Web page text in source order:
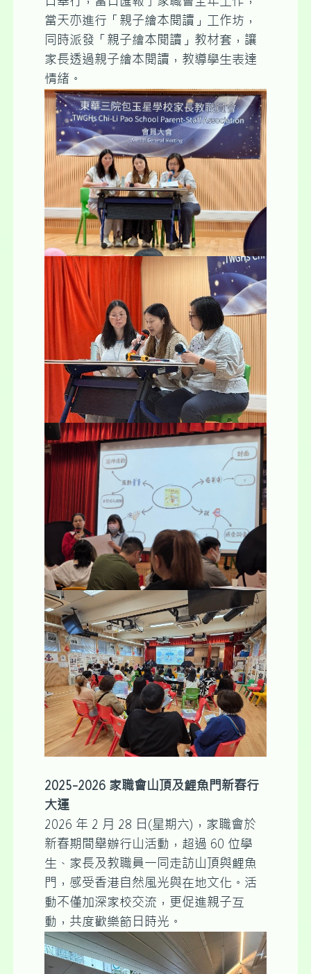
當天亦進行「親子繪本閱讀」工作坊，
同時派發「親子繪本閱讀」教材套，讓
家長透過親子繪本閱讀，教導學生表達
情緒。
2025-2026 家職會山頂及鯉魚門新春行
大運
2026 年 2 月 28 日(星期六)，家職會於
新春期間舉辦行山活動，超過 60 位學
生、家長及教職員一同走訪山頂與鯉魚
門，感受香港自然風光與在地文化。活
動不僅加深家校交流，更促進親子互
動，共度歡樂節日時光。